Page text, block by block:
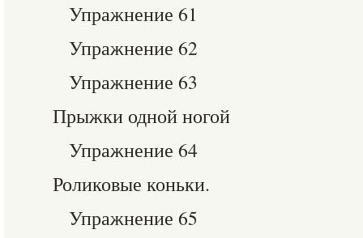
Упражнение 61
Упражнение 62
Упражнение 63
Прыжки одной ногой
Упражнение 64
Роликовые коньки.
Упражнение 65